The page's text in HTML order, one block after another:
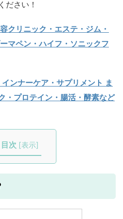
ださい！
クリニック・エステ・ジム・
マペン・ハイフ・ソニックフ
ンナーケア・サプリメント ま
・プロテイン・腸活・酵素など
目次 [表示]